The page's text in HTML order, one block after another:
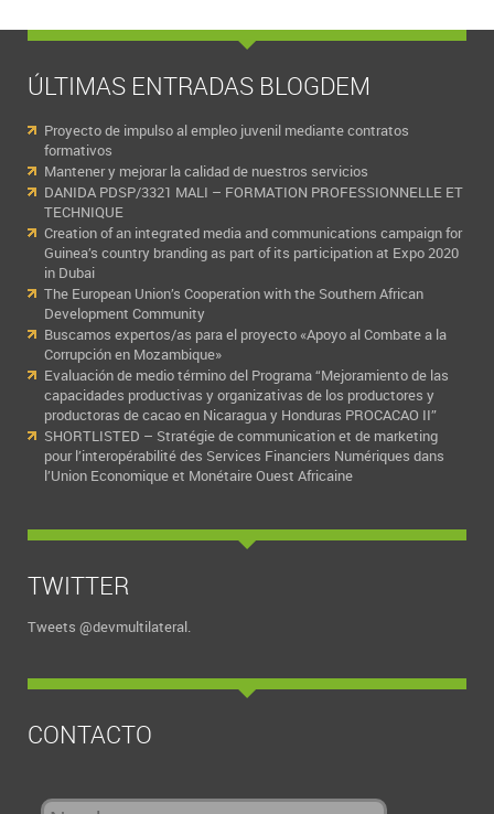
ÚLTIMAS ENTRADAS BLOGDEM
Proyecto de impulso al empleo juvenil mediante contratos
formativos
Mantener y mejorar la calidad de nuestros servicios
DANIDA PDSP/3321 MALI – FORMATION PROFESSIONNELLE ET
TECHNIQUE
Creation of an integrated media and communications campaign for
Guinea’s country branding as part of its participation at Expo 2020
in Dubai
The European Union’s Cooperation with the Southern African
Development Community
Buscamos expertos/as para el proyecto «Apoyo al Combate a la
Corrupción en Mozambique»
Evaluación de medio término del Programa “Mejoramiento de las
capacidades productivas y organizativas de los productores y
productoras de cacao en Nicaragua y Honduras PROCACAO II”
SHORTLISTED – Stratégie de communication et de marketing
pour l’interopérabilité des Services Financiers Numériques dans
l’Union Economique et Monétaire Ouest Africaine
TWITTER
Tweets @devmultilateral.
CONTACTO